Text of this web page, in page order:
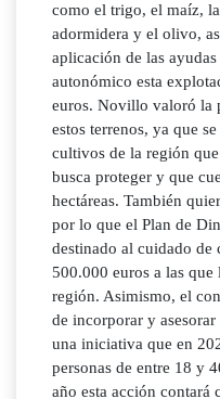
como el trigo, el maíz,
adormidera y el olivo,
aplicación de las
autonómico esta
euros. Novillo valoró la
estos terrenos, ya que
cultivos de la región
busca proteger y que
hectáreas. También
por lo que el Plan de
destinado al cuidado de
500.000 euros a las
región. Asimismo, el
de incorporar y
una iniciativa que en
personas de entre 18 y
año esta acción contará